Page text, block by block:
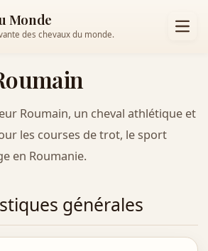
Monde
des chevaux du monde.
Roumain, un cheval athlétique et
les courses de trot, le sport
en Roumanie.
générales